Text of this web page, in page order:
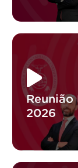
Reunião
2026